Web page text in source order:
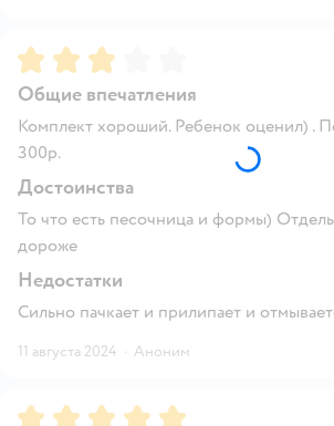
Рейтинг:3
Общие впечатления
Комплект хороший. Ребенок оценил) .
300р.
Достоинства
То что есть песочница и формы)
дороже
Недостатки
Сильно пачкает и прилипает и
11 августа 2024 · Аноним
Рейтинг:5